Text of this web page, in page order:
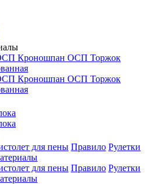
Кроношпан ОСП Торжок
Кроношпан ОСП Торжок
для пены Правило Рулетки
для пены Правило Рулетки